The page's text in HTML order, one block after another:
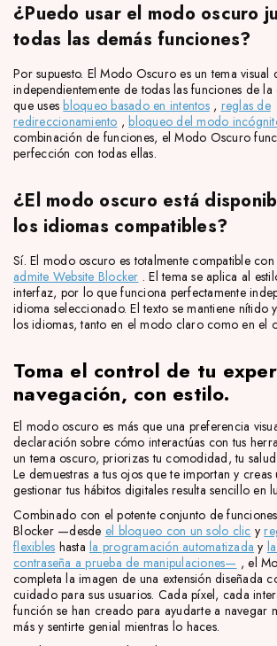
¿Puedo usar el modo oscuro
todas las demás funciones?
Por supuesto. El Modo Oscuro es un tema visual
independientemente de todas las funciones de la
que usesbloqueo basado en intentos, reglas de
redireccionamiento ,bloqueo del modo
combinación de funciones, el Modo Oscuro
perfección con todas ellas.
¿El modo oscuro está
los idiomas compatibles?
Sí. El modo oscuro es totalmente compatible
admite Website Blocker . El tema se aplica al
interfaz, por lo que funciona perfectamente
idioma seleccionado. El texto se mantiene nítido
los idiomas, tanto en el modo claro como en el
Toma el control de tu
navegación, con estilo.
El modo oscuro es más que una preferencia
declaración sobre cómo interactúas con tus
un tema oscuro, priorizas tu comodidad, tu
Le demuestras a tus ojos que te importan y
gestionar tus hábitos digitales resulta sencillo en
Combinado con el potente conjunto de
Blocker —desde el bloqueo con un solo clic y
flexibles hasta la programación automatizada y
contraseña a prueba de manipulaciones— , el
completa la imagen de una extensión diseñada
cuidado para sus usuarios. Cada píxel, cada
función se han creado para ayudarte a navegar
más y sentirte genial mientras lo haces.